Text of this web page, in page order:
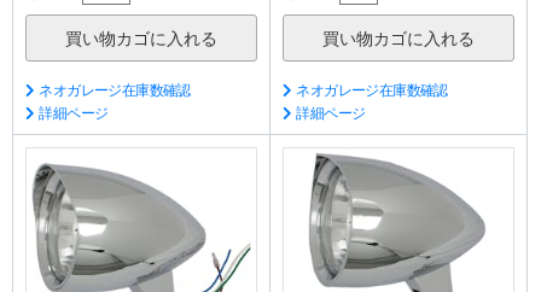
ネオガレージ在庫数確認
詳細ページ
ネオガレージ在庫数確認
詳細ページ